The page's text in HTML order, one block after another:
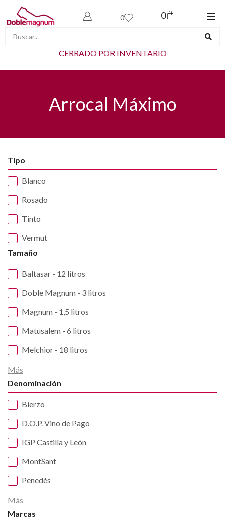
0 0
CERRADO POR INVENTARIO
Arrocal Máximo
Tipo
Blanco
Rosado
Tinto
Vermut
Tamaño
Baltasar - 12 litros
Doble Magnum - 3 litros
Magnum - 1,5 litros
Matusalem - 6 litros
Melchior - 18 litros
Más
Denominación
Bierzo
D.O.P. Vino de Pago
IGP Castilla y León
MontSant
Penedés
Más
Marcas